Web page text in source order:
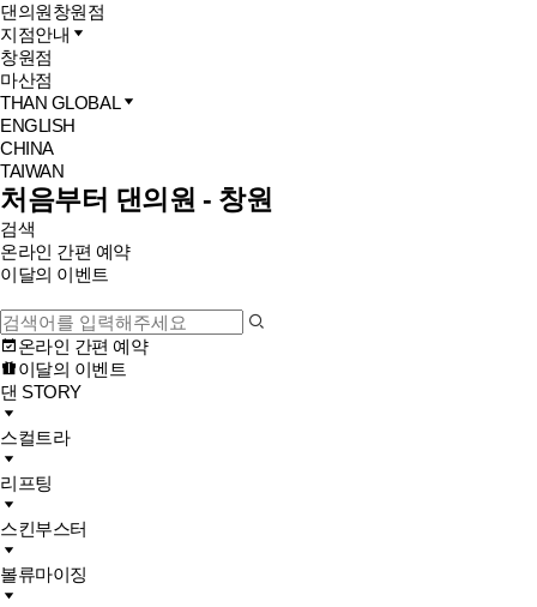
댄의원창원점
지점안내
창원점
마산점
THAN GLOBAL
ENGLISH
CHINA
TAIWAN
처음부터 댄의원 - 창원
검색
온라인 간편 예약
이달의 이벤트
온라인 간편 예약
이달의 이벤트
댄 STORY
스컬트라
리프팅
스킨부스터
볼류마이징